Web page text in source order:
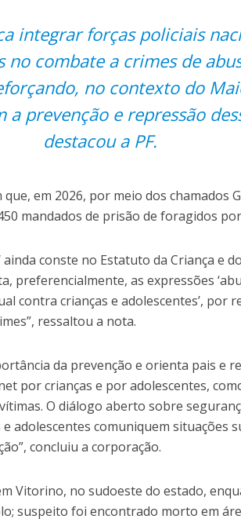
integrar forças policiais
no combate a crimes de
no contexto do
prevenção e repressão
destacou a PF.
em 2026, por meio dos chamados
mandados de prisão de foragidos
conste no Estatuto da Criança e
preferencialmente, as expressões
contra crianças e adolescentes’, por
ressaltou a nota.
da prevenção e orienta pais e
por crianças e por adolescentes,
O diálogo aberto sobre
adolescentes comuniquem situações
concluiu a corporação.
Vitorino, no sudoeste do estado,
suspeito foi encontrado morto em